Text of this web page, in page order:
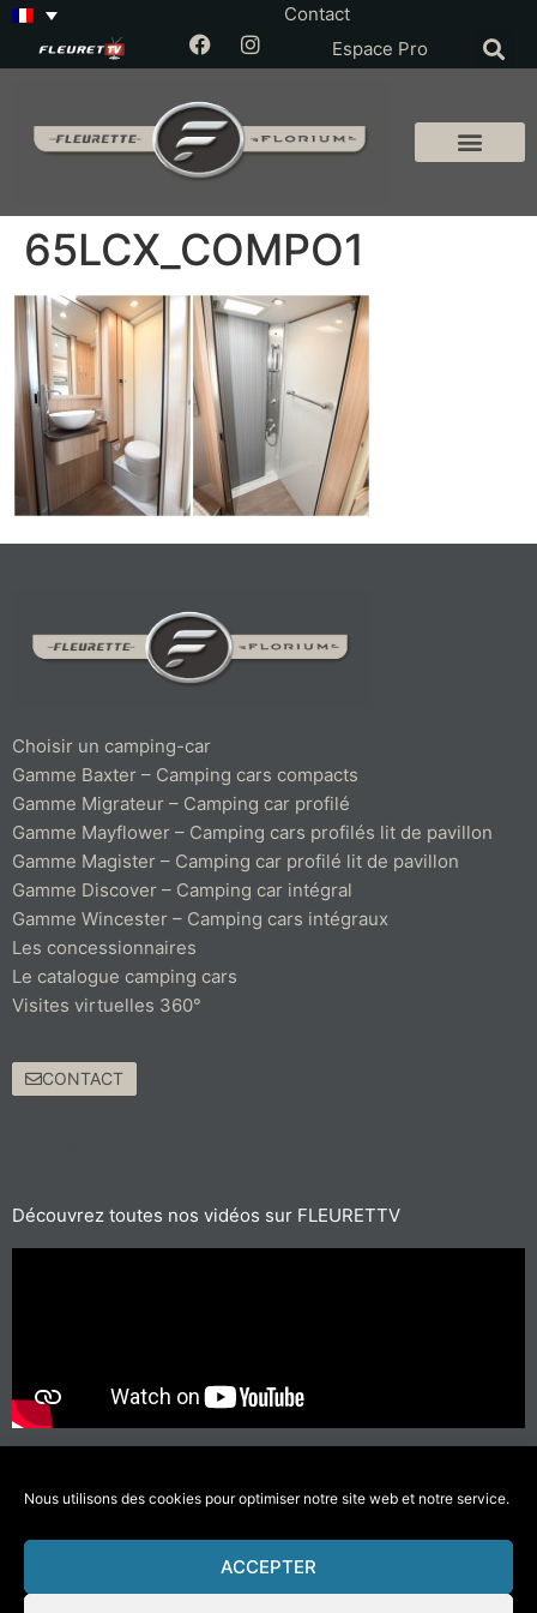
Nous utilisons des cookies pour optimiser notre site web et notre service.
ACCEPTER
Contact
Espace Pro
65LCX_COMPO1
Choisir un camping-car
Gamme Baxter – Camping cars compacts
Gamme Migrateur – Camping car profilé
Gamme Mayflower – Camping cars profilés lit de pavillon
Gamme Magister – Camping car profilé lit de pavillon
Gamme Discover – Camping car intégral
Gamme Wincester – Camping cars intégraux
Les concessionnaires
Le catalogue camping cars
Visites virtuelles 360°
CONTACT
Découvrez toutes nos vidéos sur FLEURETTV
#SeDéplacerMoinsPolluer
© 2021 Fleurette-Florium – Une réalisation